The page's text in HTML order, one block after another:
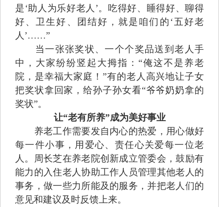
是‘助人为乐好老人’。吃得好、睡得好、聊得
好、卫生好、团结好，就是咱们的‘五好老
人’……”
当一张张奖状、一个个奖品送到老人手
中，大家纷纷竖起大拇指：“俺这不是养老
院，是幸福大家庭！”有的老人高兴地让子女
把奖状拿回家，给孙子孙女看“爷爷奶奶拿的
奖状”。
让“老有所养”成为美好事业
养老工作需要发自内心的热爱，用心做好
每一件小事，用爱心、责任心关爱每一位老
人。周长芝在养老院创新成立管委会，鼓励有
能力的入住老人协助工作人员管理其他老人的
事务，做一些力所能及的服务，并把老人们的
意见和建议及时反馈上来。